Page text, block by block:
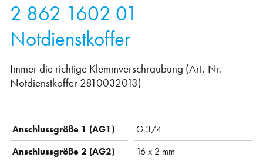
2 862 1602 01
Notdienstkoffer
Immer die richtige Klemmverschraubung (Art.-Nr.
Notdienstkoffer 2810032013)
Anschlussgröße 1 (AG1)
G 3/4
Anschlussgröße 2 (AG2)
16 x 2 mm